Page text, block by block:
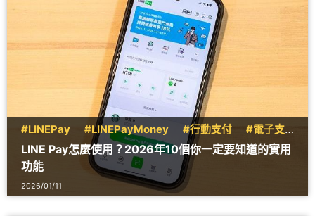
#LINEPay #LINEPayMoney #行動支付
#電子支
付
LINE Pay怎麼使用？2026年10個你一定要知道的實用
功能
2026/01/11